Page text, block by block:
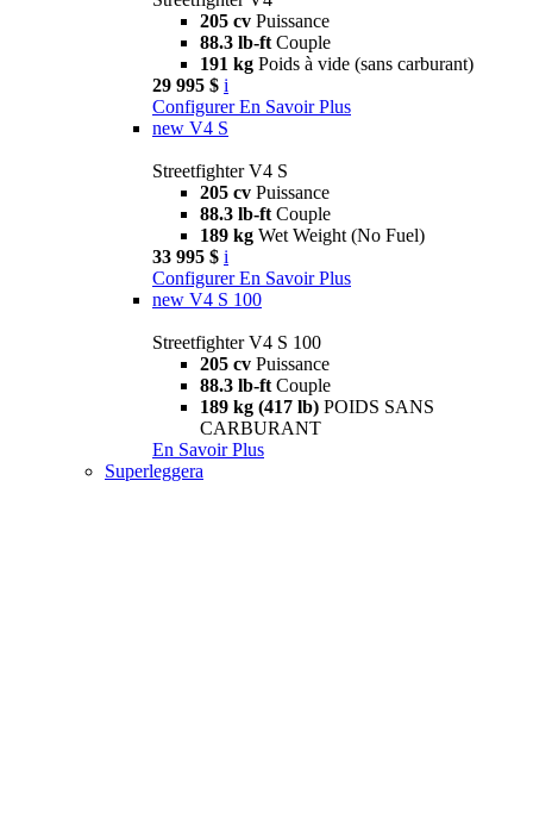
205 cv Puissance
88.3 lb-ft Couple
191 kg Poids à vide (sans carburant)
29 995 $ i
Configurer En Savoir Plus
new V4 S
Streetfighter V4 S
205 cv Puissance
88.3 lb-ft Couple
189 kg Wet Weight (No Fuel)
33 995 $ i
Configurer En Savoir Plus
new V4 S 100
Streetfighter V4 S 100
205 cv Puissance
88.3 lb-ft Couple
189 kg (417 lb) POIDS SANS
CARBURANT
En Savoir Plus
Superleggera